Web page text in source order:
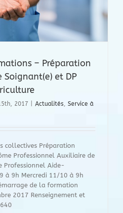
– Préparation
Soignant(e) et DP
2017 Actualités
Service à
collectives Préparation
Professionnel Auxiliaire de
Professionnel Aide-
à 9h Mercredi 11/10 à 9h
de la formation
2017 Renseignement et